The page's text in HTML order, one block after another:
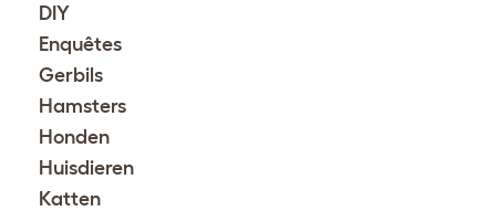
DIY
Enquêtes
Gerbils
Hamsters
Honden
Huisdieren
Katten